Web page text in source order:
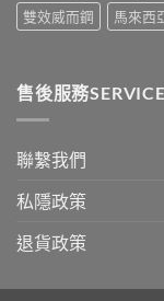
雙效威而鋼
馬來西
售後服務SERVICE
聯繫我們
私隱政策
退貨政策